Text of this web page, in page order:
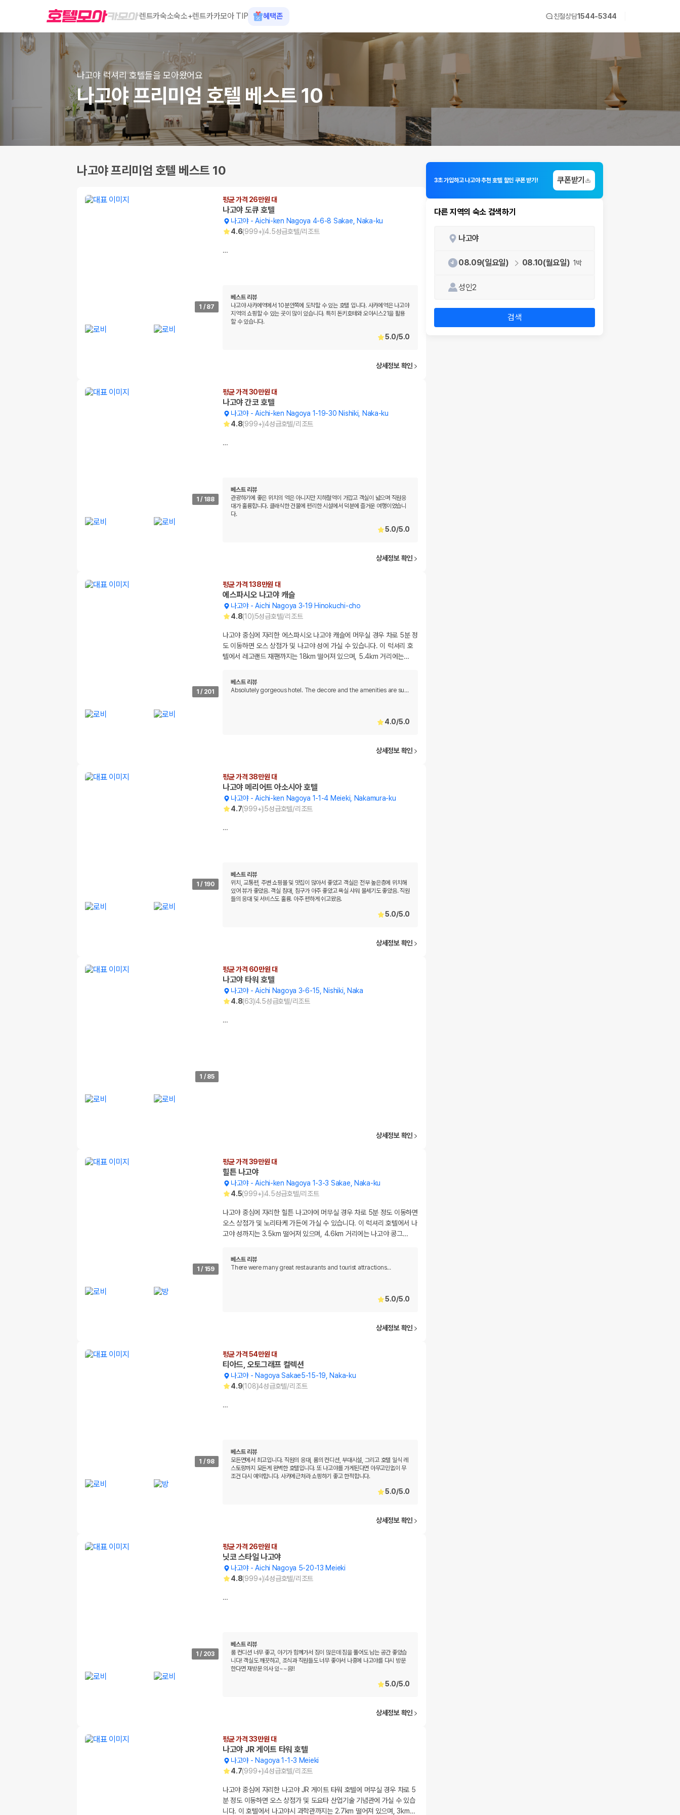
렌트카숙소숙소+렌트카카모아 TIP 혜택존 친절상담1544-5344
나고야 럭셔리 호텔들을 모아왔어요
나고야 프리미엄 호텔 베스트 10
나고야 프리미엄 호텔 베스트 10
1 / 87
평균 가격 26만원 대
나고야 도큐 호텔
나고야-Aichi-ken Nagoya 4-6-8 Sakae, Naka-ku
4.6(999+)4.5성급호텔/리조트
…
베스트 리뷰
나고야 사카에역에서 10분안쪽에 도착할 수 있는 호텔 입니다. 사카에역은 나고야
지역의 쇼핑할 수 있는 곳이 많이 있습니다. 특히 돈키호테와 오아시스21을 활용
할 수 있습니다.
5.0/5.0
상세정보 확인
1 / 188
평균 가격 30만원 대
나고야 간코 호텔
나고야-Aichi-ken Nagoya 1-19-30 Nishiki, Naka-ku
4.8(999+)4성급호텔/리조트
…
베스트 리뷰
관광하기에 좋은 위치의 역은 아니지만 지하철역이 가깝고 객실이 넓으며 직원응
대가 훌륭합니다. 클래식한 건물에 편리한 시설에서 덕분에 즐거운 여행이었습니
다.
5.0/5.0
상세정보 확인
1 / 201
평균 가격 138만원 대
에스파시오 나고야 캐슬
나고야-Aichi Nagoya 3-19 Hinokuchi-cho
4.8(10)5성급호텔/리조트
나고야 중심에 자리한 에스파시오 나고야 캐슬에 머무실 경우 차로 5분 정
도 이동하면 오스 상점가 및 나고야 성에 가실 수 있습니다. 이 럭셔리 호
텔에서 레고랜드 재팬까지는 18km 떨어져 있으며, 5.4km 거리에는…
베스트 리뷰
Absolutely gorgeous hotel. The decore and the amenities are su…
4.0/5.0
상세정보 확인
1 / 190
평균 가격 38만원 대
나고야 메리어트 아소시아 호텔
나고야-Aichi-ken Nagoya 1-1-4 Meieki, Nakamura-ku
4.7(999+)5성급호텔/리조트
…
베스트 리뷰
위치, 교통편, 주변 쇼핑몰 및 맛집이 많아서 좋았고 객실은 전부 높은층에 위치해
있어 뷰가 좋았음. 객실 침대, 침구가 아주 좋았고 욕실 샤워 물세기도 좋았음. 직원
들의 응대 및 서비스도 훌륭. 아주 편하게 쉬고왔음.
5.0/5.0
상세정보 확인
1 / 85
평균 가격 60만원 대
나고야 타워 호텔
나고야-Aichi Nagoya 3-6-15, Nishiki, Naka
4.8(63)4.5성급호텔/리조트
…
상세정보 확인
1 / 159
평균 가격 39만원 대
힐튼 나고야
나고야-Aichi-ken Nagoya 1-3-3 Sakae, Naka-ku
4.5(999+)4.5성급호텔/리조트
나고야 중심에 자리한 힐튼 나고야에 머무실 경우 차로 5분 정도 이동하면
오스 상점가 및 노리타케 가든에 가실 수 있습니다. 이 럭셔리 호텔에서 나
고야 성까지는 3.5km 떨어져 있으며, 4.6km 거리에는 나고야 콩그…
베스트 리뷰
There were many great restaurants and tourist attractions…
5.0/5.0
상세정보 확인
1 / 98
평균 가격 54만원 대
티아드, 오토그래프 컬렉션
나고야- Nagoya Sakae5-15-19, Naka-ku
4.9(108)4성급호텔/리조트
…
베스트 리뷰
모든면에서 최고입니다. 직원의 응대, 룸의 컨디션, 부대시설, 그리고 호텔 일식 레
스토랑까지 모든게 완벽한 호텔입니다. 또 나고야를 가게된다면 아무고민없이 무
조건 다시 예약합니다. 사카에근처라 쇼핑하기 좋고 한적합니다.
5.0/5.0
상세정보 확인
1 / 203
평균 가격 26만원 대
닛코 스타일 나고야
나고야-Aichi Nagoya 5-20-13 Meieki
4.8(999+)4성급호텔/리조트
…
베스트 리뷰
룸 컨디션 너무 좋고, 아기가 함께가서 짐이 많은데 짐을 풀어도 남는 공간 좋았습
니다! 객실도 깨끗하고, 조식과 직원들도 너무 좋아서 나중에 나고야를 다시 방문
한다면 재방문 의사 있~~음!!
5.0/5.0
상세정보 확인
평균 가격 33만원 대
나고야 JR 게이트 타워 호텔
나고야- Nagoya 1-1-3 Meieki
4.7(999+)4성급호텔/리조트
나고야 중심에 자리한 나고야 JR 게이트 타워 호텔에 머무실 경우 차로 5
분 정도 이동하면 오스 상점가 및 도요타 산업기술 기념관에 가실 수 있습
니다. 이 호텔에서 나고야시 과학관까지는 2.7km 떨어져 있으며, 3km…
3초 가입하고 나고야 추천 호텔 할인 쿠폰 받기! 쿠폰받기
다른 지역의 숙소 검색하기
나고야
08.09(일요일) 08.10(월요일) 1박
성인2
검색